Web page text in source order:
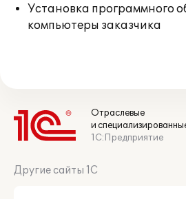
Установка программного
компьютеры заказчика
Отраслевые
и
1С:Предприятие
Другие сайты 1С